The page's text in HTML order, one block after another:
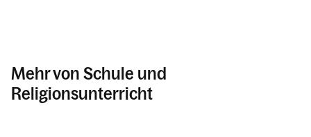
Mehr von Schule und
Religionsunterricht